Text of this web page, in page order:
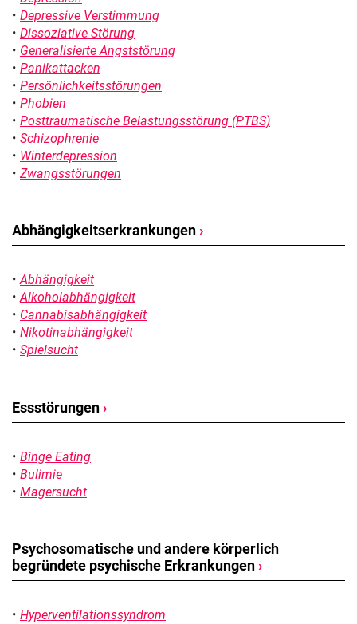
Depressive Verstimmung
Dissoziative Störung
Generalisierte Angststörung
Panikattacken
Persönlichkeitsstörungen
Phobien
Posttraumatische Belastungsstörung (PTBS)
Schizophrenie
Winterdepression
Zwangsstörungen
Abhängigkeitserkrankungen ›
Abhängigkeit
Alkoholabhängigkeit
Cannabisabhängigkeit
Nikotinabhängigkeit
Spielsucht
Essstörungen ›
Binge Eating
Bulimie
Magersucht
Psychosomatische und andere körperlich
begründete psychische Erkrankungen ›
Hyperventilationssyndrom